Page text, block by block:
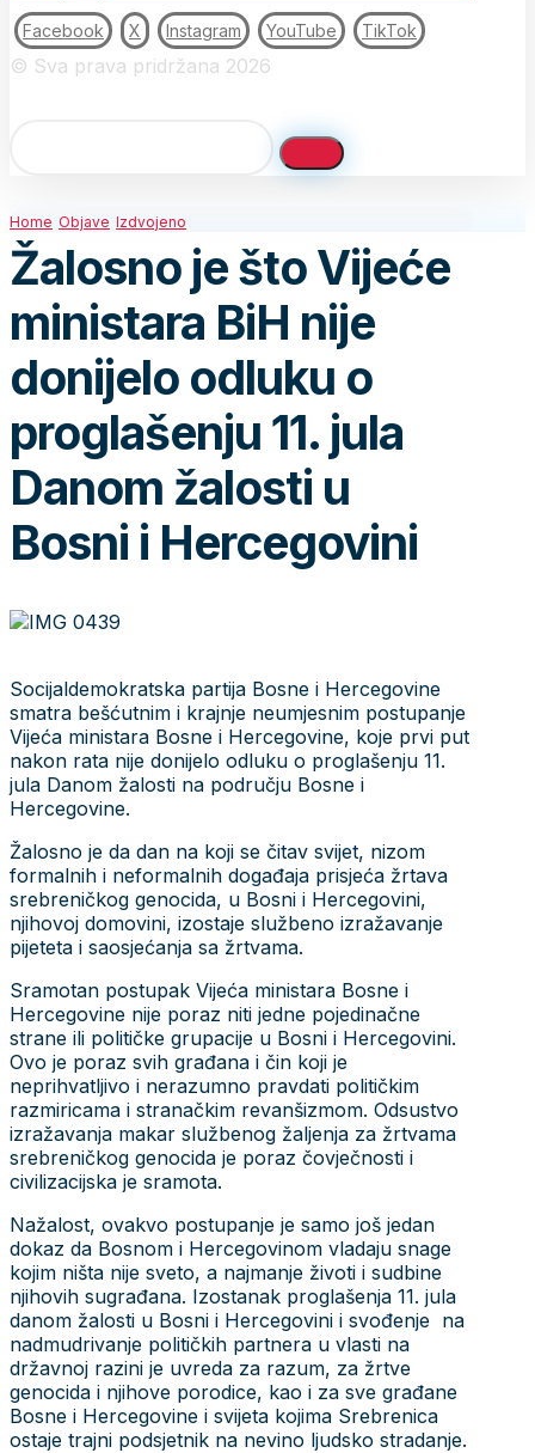
Facebook X Instagram YouTube TikTok
© Sva prava pridržana 2026
Home Objave Izdvojeno
Žalosno je što Vijeće
ministara BiH nije
donijelo odluku o
proglašenju 11. jula
Danom žalosti u
Bosni i Hercegovini
Socijaldemokratska partija Bosne i Hercegovine
smatra bešćutnim i krajnje neumjesnim postupanje
Vijeća ministara Bosne i Hercegovine, koje prvi put
nakon rata nije donijelo odluku o proglašenju 11.
jula Danom žalosti na području Bosne i
Hercegovine.
Žalosno je da dan na koji se čitav svijet, nizom
formalnih i neformalnih događaja prisjeća žrtava
srebreničkog genocida, u Bosni i Hercegovini,
njihovoj domovini, izostaje službeno izražavanje
pijeteta i saosjećanja sa žrtvama.
Sramotan postupak Vijeća ministara Bosne i
Hercegovine nije poraz niti jedne pojedinačne
strane ili političke grupacije u Bosni i Hercegovini.
Ovo je poraz svih građana i čin koji je
neprihvatljivo i nerazumno pravdati političkim
razmiricama i stranačkim revanšizmom. Odsustvo
izražavanja makar službenog žaljenja za žrtvama
srebreničkog genocida je poraz čovječnosti i
civilizacijska je sramota.
Nažalost, ovakvo postupanje je samo još jedan
dokaz da Bosnom i Hercegovinom vladaju snage
kojim ništa nije sveto, a najmanje životi i sudbine
njihovih sugrađana. Izostanak proglašenja 11. jula
danom žalosti u Bosni i Hercegovini i svođenje na
nadmudrivanje političkih partnera u vlasti na
državnoj razini je uvreda za razum, za žrtve
genocida i njihove porodice, kao i za sve građane
Bosne i Hercegovine i svijeta kojima Srebrenica
ostaje trajni podsjetnik na nevino ljudsko stradanje.